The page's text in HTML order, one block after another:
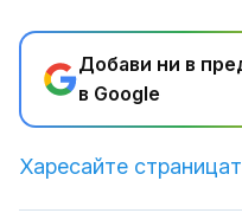
Добави ни в
в Google
Харесайте